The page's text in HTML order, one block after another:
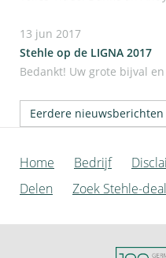
13 jun 2017
Stehle op de LIGNA 2017
Bedankt! Uw grote bijval
Eerdere nieuwsberichten
Home Bedrijf
Delen
Zoek Stehle-